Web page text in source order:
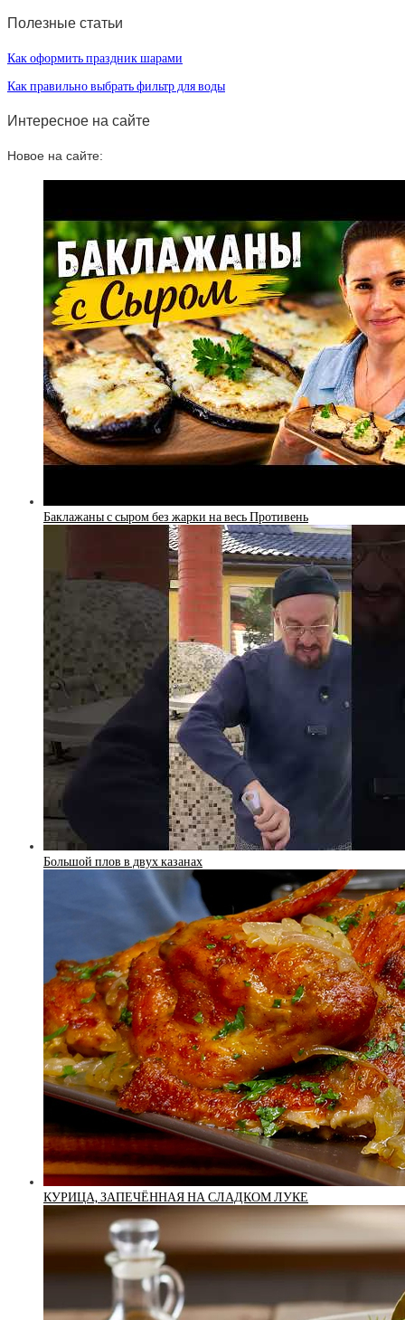
Полезные статьи
Как оформить праздник шарами
Как правильно выбрать фильтр для воды
Интересное на сайте
Новое на сайте:
Баклажаны с сыром без жарки на весь Противень
Большой плов в двух казанах
КУРИЦА, ЗАПЕЧЁННАЯ НА СЛАДКОМ ЛУКЕ